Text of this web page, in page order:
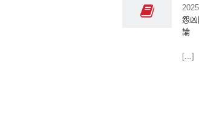
怨凶
論
[...]